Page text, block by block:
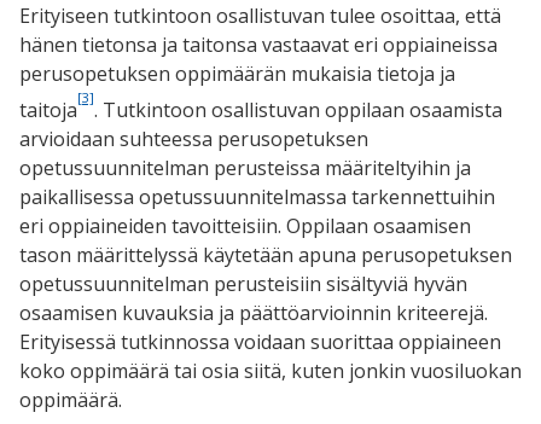
Erityiseen tutkintoon osallistuvan tulee osoittaa, että
hänen tietonsa ja taitonsa vastaavat eri oppiaineissa
perusopetuksen oppimäärän mukaisia tietoja ja
taitoja[3]. Tutkintoon osallistuvan oppilaan osaamista
arvioidaan suhteessa perusopetuksen
opetussuunnitelman perusteissa määriteltyihin ja
paikallisessa opetussuunnitelmassa tarkennettuihin
eri oppiaineiden tavoitteisiin. Oppilaan osaamisen
tason määrittelyssä käytetään apuna perusopetuksen
opetussuunnitelman perusteisiin sisältyviä hyvän
osaamisen kuvauksia ja päättöarvioinnin kriteerejä.
Erityisessä tutkinnossa voidaan suorittaa oppiaineen
koko oppimäärä tai osia siitä, kuten jonkin vuosiluokan
oppimäärä.